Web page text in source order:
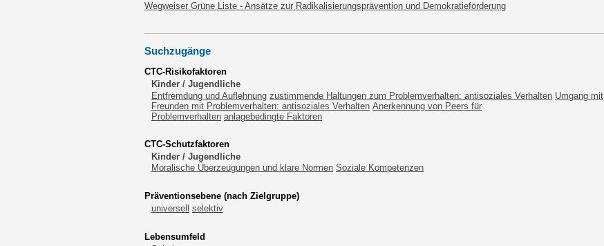
Wegweiser Grüne Liste - Ansätze zur Radikalisierungsprävention und Demokratieförderung
Suchzugänge
CTC-Risikofaktoren
Kinder / Jugendliche
Entfremdung und Auflehnung zustimmende Haltungen zum Problemverhalten: antisoziales Verhalten Umgang mit
Freunden mit Problemverhalten: antisoziales Verhalten Anerkennung von Peers für
Problemverhalten anlagebedingte Faktoren
CTC-Schutzfaktoren
Kinder / Jugendliche
Moralische Überzeugungen und klare Normen Soziale Kompetenzen
Präventionsebene (nach Zielgruppe)
universell
selektiv
Lebensumfeld